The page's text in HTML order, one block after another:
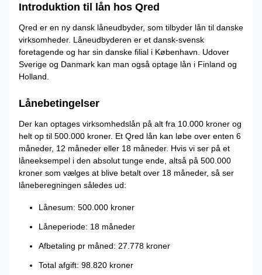
Introduktion til lån hos Qred
Qred er en ny dansk låneudbyder, som tilbyder lån til danske
virksomheder. Låneudbyderen er et dansk-svensk
foretagende og har sin danske filial i København. Udover
Sverige og Danmark kan man også optage lån i Finland og
Holland.
Lånebetingelser
Der kan optages virksomhedslån på alt fra 10.000 kroner og
helt op til 500.000 kroner. Et Qred lån kan løbe over enten 6
måneder, 12 måneder eller 18 måneder. Hvis vi ser på et
låneeksempel i den absolut tunge ende, altså på 500.000
kroner som vælges at blive betalt over 18 måneder, så ser
låneberegningen således ud:
Lånesum: 500.000 kroner
Låneperiode: 18 måneder
Afbetaling pr måned: 27.778 kroner
Total afgift: 98.820 kroner